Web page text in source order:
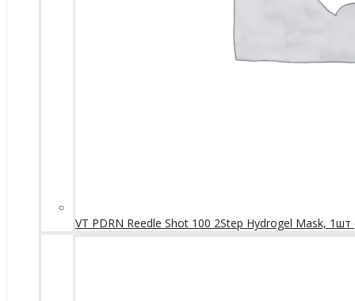
VT PDRN Reedle Shot 100 2Step Hydrogel Mask,